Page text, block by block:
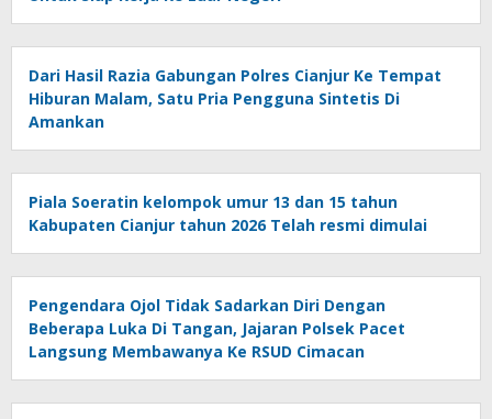
Dari Hasil Razia Gabungan Polres Cianjur Ke Tempat
Hiburan Malam, Satu Pria Pengguna Sintetis Di
Amankan
Piala Soeratin kelompok umur 13 dan 15 tahun
Kabupaten Cianjur tahun 2026 Telah resmi dimulai
Pengendara Ojol Tidak Sadarkan Diri Dengan
Beberapa Luka Di Tangan, Jajaran Polsek Pacet
Langsung Membawanya Ke RSUD Cimacan